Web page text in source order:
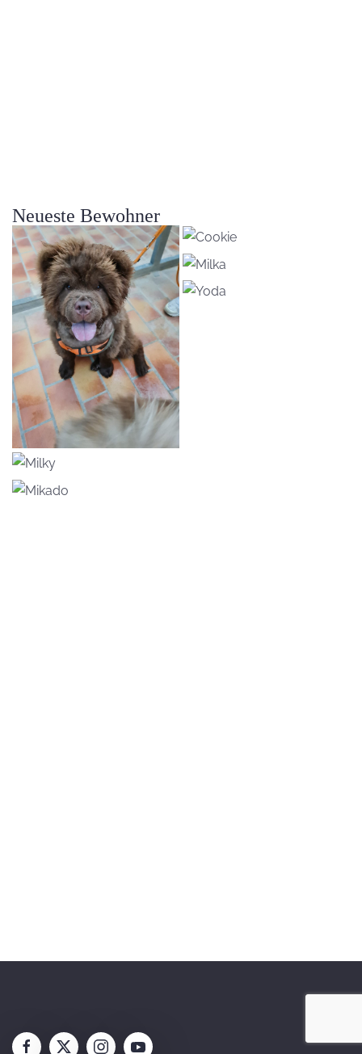
Neueste Bewohner